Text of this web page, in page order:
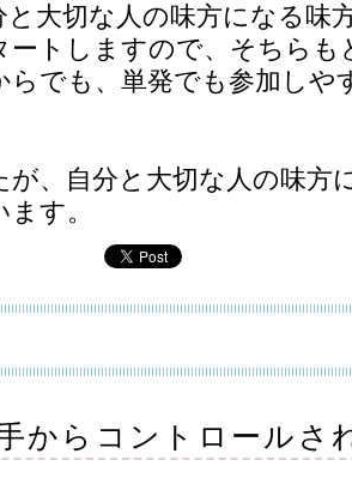
と大切な人の味方になる味
ートしますので、そちら
らでも、単発でも参加しや
が、自分と大切な人の味方
す。
手からコントロールさ